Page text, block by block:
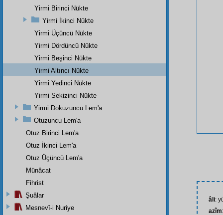
âli:
azîm
Yirmi Birinci Nükte
Yirmi İkinci Nükte
Yirmi Üçüncü Nükte
Yirmi Dördüncü Nükte
Yirmi Beşinci Nükte
Yirmi Altıncı Nükte
Yirmi Yedinci Nükte
Yirmi Sekizinci Nükte
Yirmi Dokuzuncu Lem'a
Otuzuncu Lem'a
Otuz Birinci Lem'a
Otuz İkinci Lem'a
Otuz Üçüncü Lem'a
Münâcat
Fihrist
Şuâlar
Mesnevî-i Nuriye